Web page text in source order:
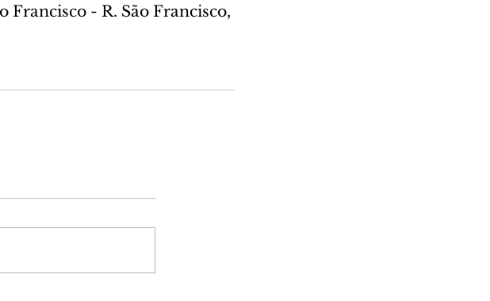
Francisco - R. São Francisco,